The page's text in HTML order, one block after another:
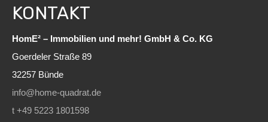
KONTAKT
HomE² – Immobilien und mehr! GmbH & Co. KG
Goerdeler Straße 89
32257 Bünde
info@home-quadrat.de
t +49 5223 1801598